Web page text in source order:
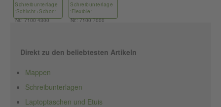
Schreibunterlage
'Schlicht+Schön'
Nr.: 7100 4300
Schreibunterlage
'Flexible'
Nr.: 7100 7000
Direkt zu den beliebtesten Artikeln
Mappen
Schreibunterlagen
Laptoptaschen und Etuis